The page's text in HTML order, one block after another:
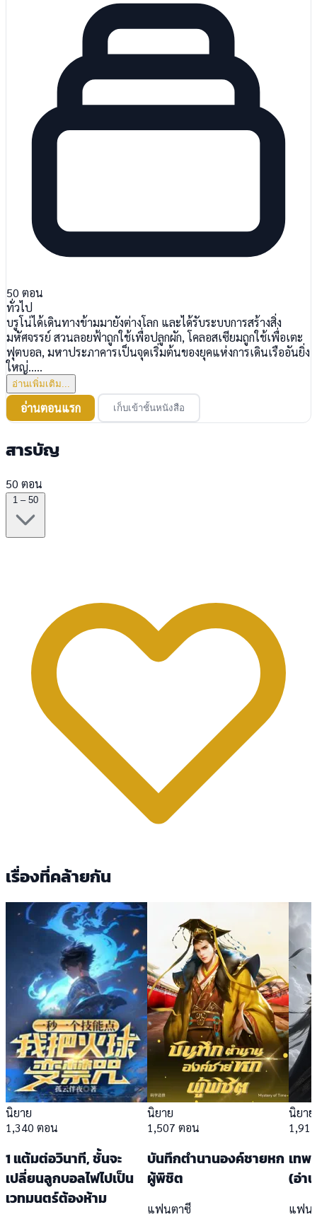
50 ตอน
ทั่วไป
บรูโน่ได้เดินทางข้ามมายังต่างโลก และได้รับระบบการสร้างสิ่ง
มหัศจรรย์ สวนลอยฟ้าถูกใช้เพื่อปลูกผัก, โคลอสเซียมถูกใช้เพื่อเตะ
ฟุตบอล, มหาประภาคารเป็นจุดเริ่มต้นของยุคแห่งการเดินเรืออันยิ่ง
ใหญ่.....
อ่านเพิ่มเติม...
อ่านตอนแรก เก็บเข้าชั้นหนังสือ
สารบัญ
50 ตอน
1 – 50
เรื่องที่คล้ายกัน
นิยาย
1,340 ตอน
1 แต้มต่อวินาที, ชั้นจะ
เปลี่ยนลูกบอลไฟไปเป็น
เวทมนตร์ต้องห้าม
นิยาย
1,507 ตอน
บันทึกตำนานองค์ชายหก
ผู้พิชิต
แฟนตาซี
นิยาย
เทพ
(อ่า
แฟน